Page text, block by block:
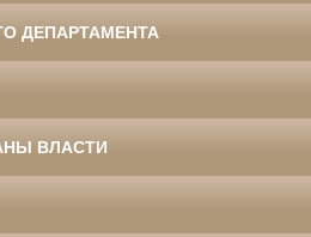
ДЕПАРТАМЕНТА
ВЛАСТИ